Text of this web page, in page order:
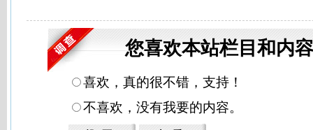
您喜欢本站栏目和内
喜欢，真的很不错，支持！
不喜欢，没有我要的内容。